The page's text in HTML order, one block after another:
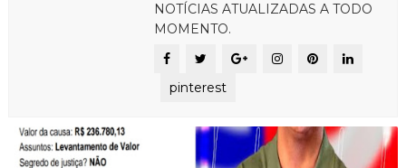
NOTÍCIAS ATUALIZADAS A TODO
MOMENTO.
pinterest